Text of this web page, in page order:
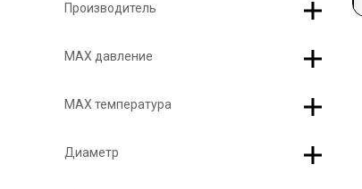
Производитель
МАХ давление
МАХ температура
Диаметр